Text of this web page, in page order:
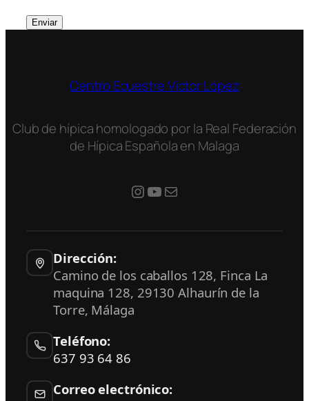
Centro Ecuestre Victor López
Club de hípica homologado por la Real Federación
de Hípica Española en Malaga
#YouTube
Mail
Dirección:
Camino de los caballos 128, Finca La
maquina 128, 29130 Alhaurín de la
Torre, Málaga
Teléfono:
637 93 64 86
Correo electrónico: